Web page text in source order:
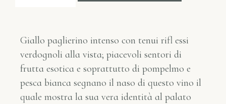
Giallo paglierino intenso con tenui rifl essi
verdognoli alla vista; piacevoli sentori di
frutta esotica e soprattutto di pompelmo e
pesca bianca segnano il naso di questo vino il
quale mostra la sua vera identità al palato